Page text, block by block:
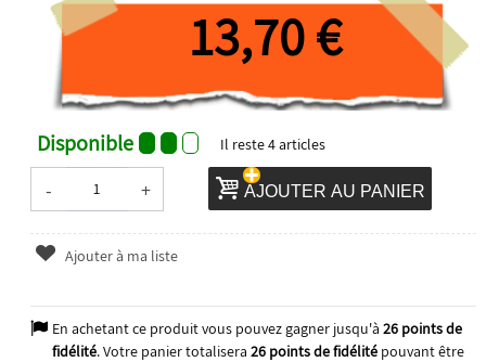
13,70 €
Disponible Il reste4articles
- + AJOUTER AU PANIER
Ajouter à ma liste
En achetant ce produit vous pouvez gagner jusqu'à 26points de
fidélité. Votre panier totalisera 26points de fidélitépouvant être